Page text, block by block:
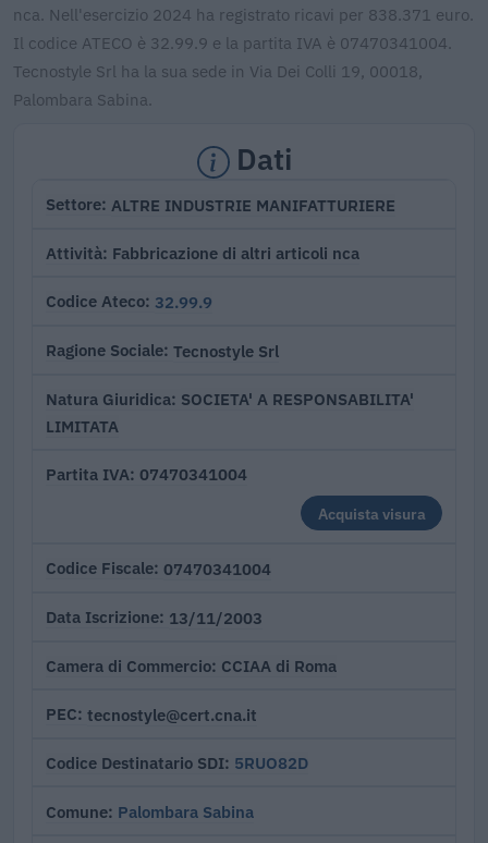
nca. Nell'esercizio 2024 ha registrato ricavi per 838.371 euro.
Il codice ATECO è 32.99.9 e la partita IVA è 07470341004.
Tecnostyle Srl ha la sua sede in Via Dei Colli 19, 00018,
Palombara Sabina.
Dati
Settore ALTRE INDUSTRIE MANIFATTURIERE
Attività Fabbricazione di altri articoli nca
Codice Ateco 32.99.9
Ragione Sociale Tecnostyle Srl
Natura Giuridica SOCIETA' A RESPONSABILITA'
LIMITATA
Partita IVA 07470341004
Acquista visura
Codice Fiscale 07470341004
Data Iscrizione 13/11/2003
Camera di Commercio CCIAA di Roma
PEC tecnostyle@cert.cna.it
Codice Destinatario SDI 5RUO82D
Comune Palombara Sabina